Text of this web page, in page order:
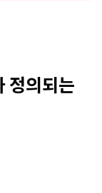
정의되는